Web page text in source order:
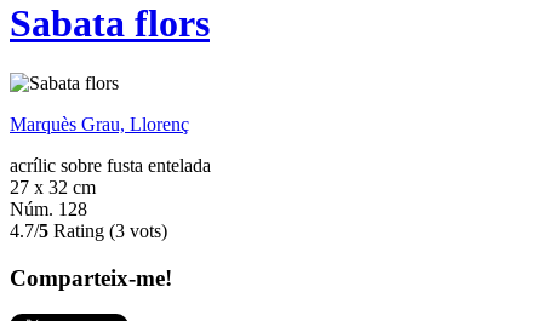
Sabata flors
Marquès Grau, Llorenç
acrílic sobre fusta entelada
27 x 32 cm
Núm. 128
4.7/5 Rating (3 vots)
Comparteix-me!